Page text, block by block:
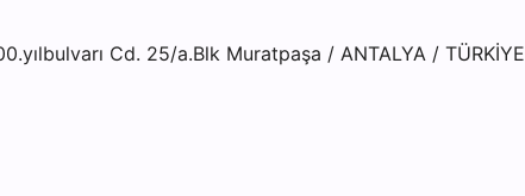
Cd. 25/a.Blk Muratpaşa / ANTALYA / TÜRKİYE